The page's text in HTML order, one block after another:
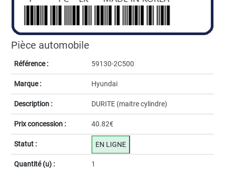
Pièce automobile
Référence : 59130-2C500
Marque : Hyundai
Description : DURITE (maitre cylindre)
Prix concession : 40.82€
Statut : EN LIGNE
Quantité (u) : 1